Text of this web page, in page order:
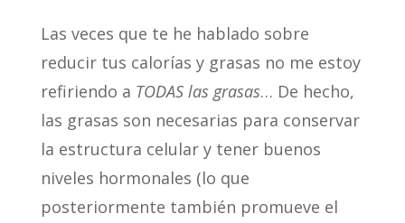
Las veces que te he hablado sobre
reducir tus calorías y grasas no me estoy
refiriendo a TODAS las grasas… De hecho,
las grasas son necesarias para conservar
la estructura celular y tener buenos
niveles hormonales (lo que
posteriormente también promueve el